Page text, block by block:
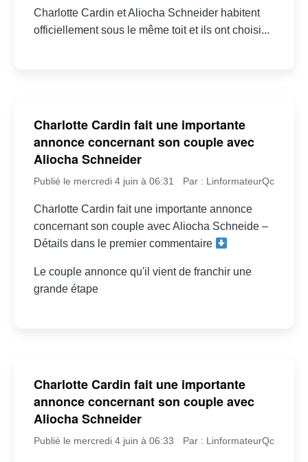
Charlotte Cardin et Aliocha Schneider habitent
officiellement sous le même toit et ils ont choisi...
Charlotte Cardin fait une importante
annonce concernant son couple avec
Aliocha Schneider
Publié le mercredi 4 juin à 06:31 Par : LinformateurQc
Charlotte Cardin fait une importante annonce
concernant son couple avec Aliocha Schneide –
Détails dans le premier commentaire
Le couple annonce qu'il vient de franchir une
grande étape
Charlotte Cardin fait une importante
annonce concernant son couple avec
Aliocha Schneider
Publié le mercredi 4 juin à 06:33 Par : LinformateurQc